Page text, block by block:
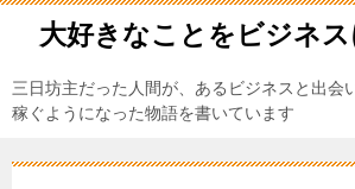
大好きなことをビジネス
三日坊主だった人間が、あるビジネスと出会
稼ぐようになった物語を書いています